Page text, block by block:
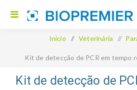
Início / Veterinária /
Kit de detecção de PCR em tempo
Kit de detecção de